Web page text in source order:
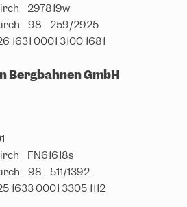
297819w
98 259/2925
1631 0001 3100 1681
Bergbahnen GmbH
FN61618s
98 511/1392
1633 0001 3305 1112